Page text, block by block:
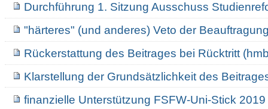
Durchführung 1. Sitzung Ausschuss
"härteres" (und anderes) Veto der
Rückerstattung des Beitrages bei Rücktritt
Klarstellung der Grundsätzlichkeit des
finanzielle Unterstützung FSFW-Uni-Stick 2019